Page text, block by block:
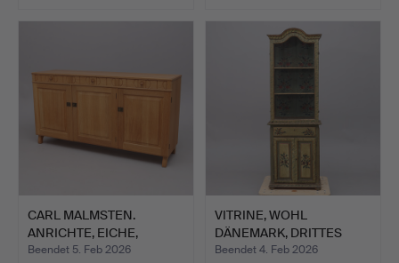
CARL MALMSTEN.
ANRICHTE, EICHE,
CALMARE KE…
Beendet 5. Feb 2026
VITRINE, WOHL
DÄNEMARK, DRITTES
VIERTEL DE…
Beendet 4. Feb 2026